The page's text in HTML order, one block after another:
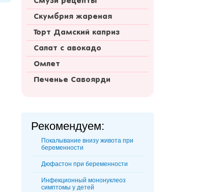
Скумбрия жареная
Торт Дамский каприз
Салат с авокадо
Омлет
Печенье Савоярди
Рекомендуем:
Покалывание внизу живота при
беременности
Дюфастон при беременности
Инфекционный мононуклеоз
симптомы у детей